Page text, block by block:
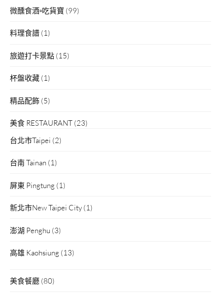
微醺食酒▫吃貨寶 (99)
料理食譜 (1)
旅遊打卡景點 (15)
杯盤收藏 (1)
精品配飾 (5)
美食 RESTAURANT (23)
台北市Taipei (2)
台南 Tainan (1)
屏東 Pingtung (1)
新北市New Taipei City (1)
澎湖 Penghu (3)
高雄 Kaohsiung (13)
美食餐廳 (80)